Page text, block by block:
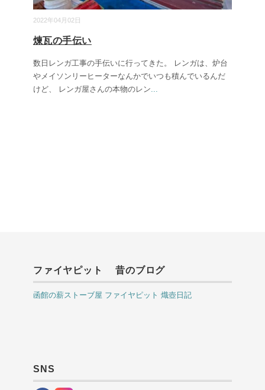
2022年04月02日
煉瓦の手伝い
数日レンガ工事の手伝いに行ってきた。 レンガは、炉台
やメイソンリーヒーターなんかでいつも積んでいるんだ
けど、 レンガ屋さんの本物のレン...
ファイヤピット 昔のブログ
函館の薪ストーブ屋 ファイヤピット 熾壺日記
SNS